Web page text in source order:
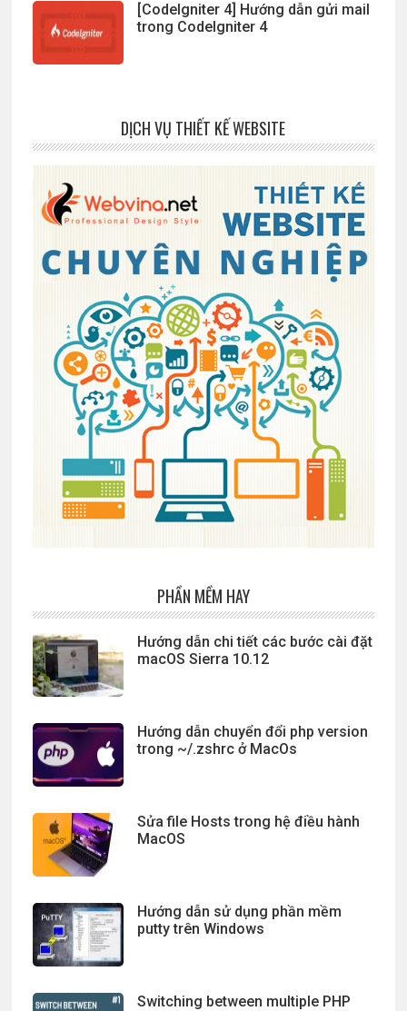
[CodeIgniter 4] Hướng dẫn gửi mail
trong CodeIgniter 4
DỊCH VỤ THIẾT KẾ WEBSITE
PHẦN MỀM HAY
Hướng dẫn chi tiết các bước cài đặt
macOS Sierra 10.12
Hướng dẫn chuyển đổi php version
trong ~/.zshrc ở MacOs
Sửa file Hosts trong hệ điều hành
MacOS
Hướng dẫn sử dụng phần mềm
putty trên Windows
Switching between multiple PHP